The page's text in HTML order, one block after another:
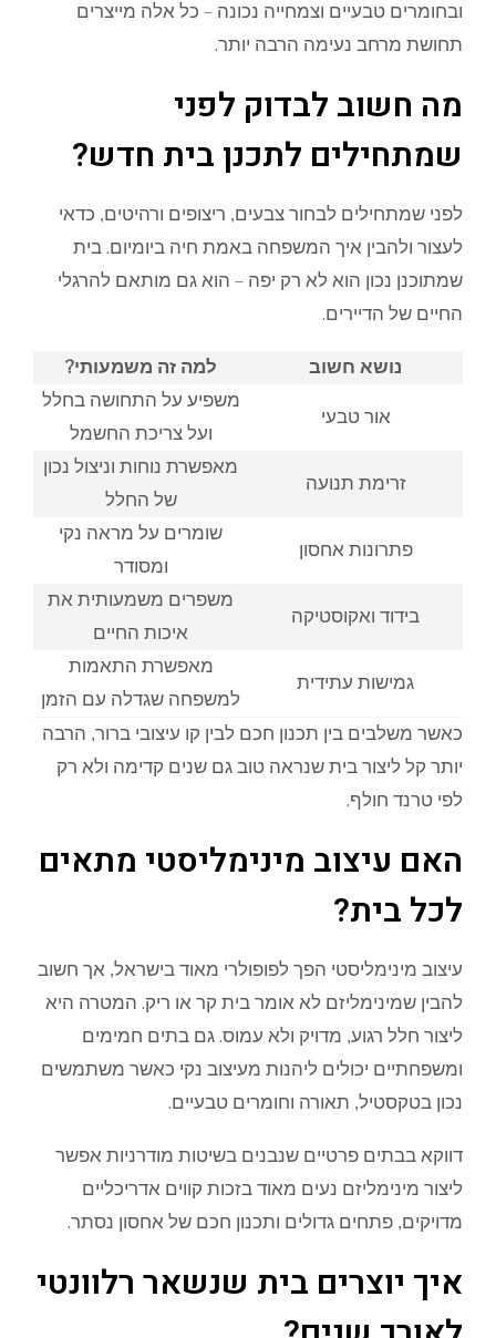
ובחומרים טבעיים וצמחייה נכונה – כל אלה מייצרים
תחושת מרחב נעימה הרבה יותר.
מה חשוב לבדוק לפני
שמתחילים לתכנן בית חדש?
לפני שמתחילים לבחור צבעים, ריצופים ורהיטים, כדאי
לעצור ולהבין איך המשפחה באמת חיה ביומיום. בית
שמתוכנן נכון הוא לא רק יפה – הוא גם מותאם להרגלי
החיים של הדיירים.
נושא חשוב למה זה משמעותי?
אור טבעי
משפיע על התחושה בחלל
ועל צריכת החשמל
זרימת תנועה
מאפשרת נוחות וניצול נכון
של החלל
פתרונות אחסון
שומרים על מראה נקי
ומסודר
בידוד ואקוסטיקה
משפרים משמעותית את
איכות החיים
גמישות עתידית
מאפשרת התאמות
למשפחה שגדלה עם הזמן
כאשר משלבים בין תכנון חכם לבין קו עיצובי ברור, הרבה
יותר קל ליצור בית שנראה טוב גם שנים קדימה ולא רק
לפי טרנד חולף.
האם עיצוב מינימליסטי מתאים
לכל בית?
עיצוב מינימליסטי הפך לפופולרי מאוד בישראל, אך חשוב
להבין שמינימליזם לא אומר בית קר או ריק. המטרה היא
ליצור חלל רגוע, מדויק ולא עמוס. גם בתים חמימים
ומשפחתיים יכולים ליהנות מעיצוב נקי כאשר משתמשים
נכון בטקסטיל, תאורה וחומרים טבעיים.
דווקא בבתים פרטיים שנבנים בשיטות מודרניות אפשר
ליצור מינימליזם נעים מאוד בזכות קווים אדריכליים
מדויקים, פתחים גדולים ותכנון חכם של אחסון נסתר.
איך יוצרים בית שנשאר רלוונטי